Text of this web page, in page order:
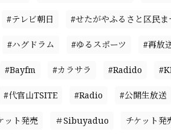
#テレビ朝日 #せたがやふるさと区民ま
#ハグドラム #ゆるスポーツ #再放
#Bayfm #カラサラ #Radido
#代官山TSITE #Radio #公開生放送
ット発売 ＃Sibuyaduo チケット発